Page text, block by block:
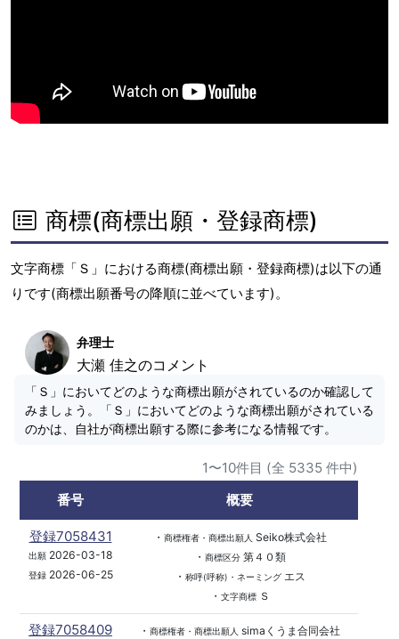
商標(商標出願・登録商標)
文字商標「Ｓ」における商標(商標出願・登録商標)は以下の通
りです(商標出願番号の降順に並べています)。
弁理士
大瀬 佳之のコメント
「Ｓ」においてどのような商標出願がされているのか確認して
みましょう。「Ｓ」においてどのような商標出願がされている
のかは、自社が商標出願する際に参考になる情報です。
1〜10件目 (全 5335 件中)
番号
概要
登録7058431
出願2026-03-18
登録2026-06-25
・ 商標権者・商標出願人 Seiko株式会社
・ 商標区分第４０類
・ 称呼(呼称)・ネーミングエス
・ 文字商標Ｓ
登録7058409 ・ 商標権者・商標出願人 simaくうま合同会社